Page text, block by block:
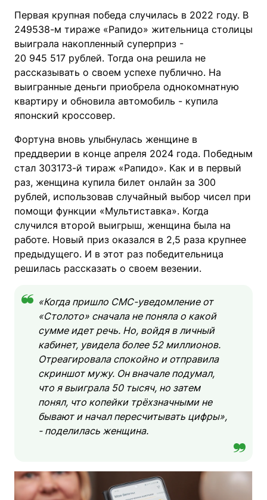
Первая крупная победа случилась в 2022 году. В
249538-м тираже «Рапидо» жительница столицы
выиграла накопленный суперприз -
20 945 517 рублей. Тогда она решила не
рассказывать о своем успехе публично. На
выигранные деньги приобрела однокомнатную
квартиру и обновила автомобиль - купила
японский кроссовер.
Фортуна вновь улыбнулась женщине в
преддверии в конце апреля 2024 года. Победным
стал 303173-й тираж «Рапидо». Как и в первый
раз, женщина купила билет онлайн за 300
рублей, использовав случайный выбор чисел при
помощи функции «Мультиставка». Когда
случился второй выигрыш, женщина была на
работе. Новый приз оказался в 2,5 раза крупнее
предыдущего. И в этот раз победительница
решилась рассказать о своем везении.
«Когда пришло СМС-уведомление от
«Столото» сначала не поняла о какой
сумме идет речь. Но, войдя в личный
кабинет, увидела более 52 миллионов.
Отреагировала спокойно и отправила
скриншот мужу. Он вначале подумал,
что я выиграла 50 тысяч, но затем
понял, что копейки трёхзначными не
бывают и начал пересчитывать цифры»,
- поделилась женщина.